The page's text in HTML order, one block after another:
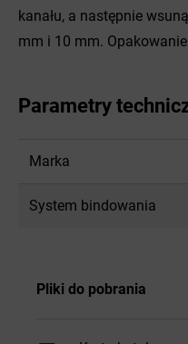
kanału, a następnie
mm i 10 mm.
Parametry
Marka
System bindowania
Pliki do pobrania